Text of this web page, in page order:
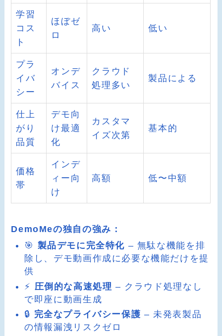
学習
コス
ト
ほぼゼ
ロ
高い 低い
プラ
イバ
シー
オンデ
バイス
クラウド
処理多い
製品による
仕上
がり
品質
デモ向
け最適
化
カスタマ
イズ次第
基本的
価格
帯
インデ
ィー向
け
高額 低〜中額
DemoMeの独自の強み：
🎯 製品デモに完全特化 – 無駄な機能を排
除し、デモ動画作成に必要な機能だけを提
供
⚡ 圧倒的な高速処理 – クラウド処理なし
で即座に動画生成
🔒 完全なプライバシー保護 – 未発表製品
の情報漏洩リスクゼロ